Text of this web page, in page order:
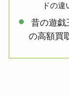
ドの違
昔の遊戯
の高額買